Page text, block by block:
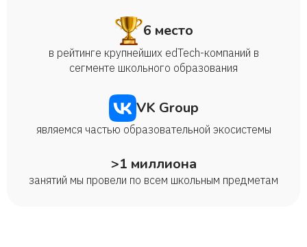
6 место
в рейтинге крупнейших edTech-компаний в
сегменте школьного образования
VK Group
являемся частью образовательной экосистемы
>1 миллиона
занятий мы провели по всем школьным предметам